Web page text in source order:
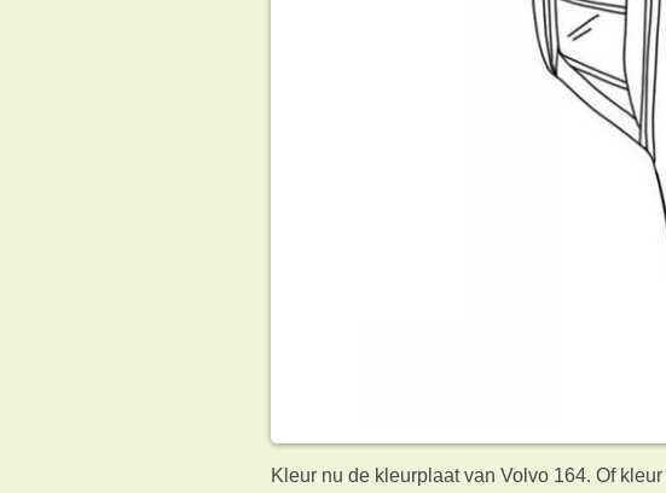
Kleur nu de kleurplaat van Volvo 164. Of